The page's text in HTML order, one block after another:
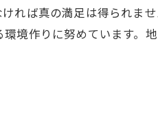
れば真の満足は得られま
境作りに努めています。